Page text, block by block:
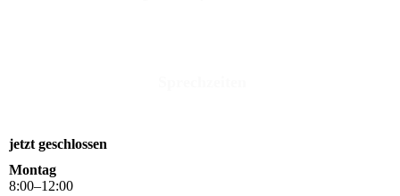
jetzt geschlossen
Montag
8:00–12:00